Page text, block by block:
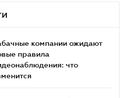
компании ожидают
правила
что